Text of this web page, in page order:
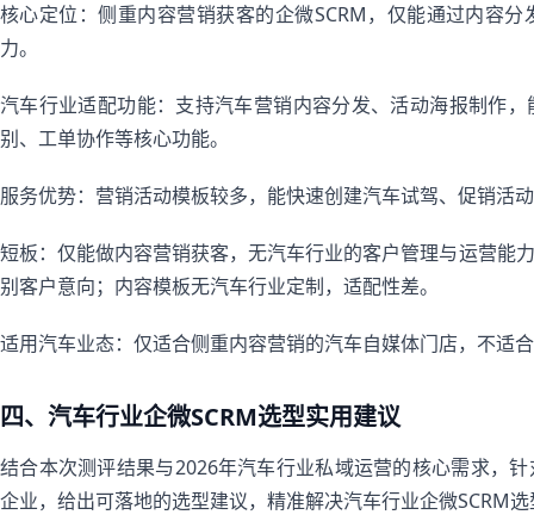
核心定位：侧重内容营销获客的企微SCRM，仅能通过内容
力。
汽车行业适配功能：支持汽车营销内容分发、活动海报制作
别、工单协作等核心功能。
服务优势：营销活动模板较多，能快速创建汽车试驾、促销活
短板：仅能做内容营销获客，无汽车行业的客户管理与运营能
别客户意向；内容模板无汽车行业定制，适配性差。
适用汽车业态：仅适合侧重内容营销的汽车自媒体门店，不适
四、汽车行业企微SCRM选型实用建议
结合本次测评结果与2026年汽车行业私域运营的核心需求，
企业，给出可落地的选型建议，精准解决汽车行业企微SCRM